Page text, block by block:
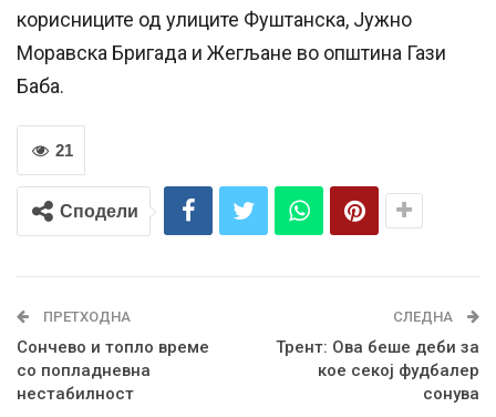
корисниците од улиците Фуштанска, Јужно
Моравска Бригада и Жегљане во општина Гази
Баба.
21
Сподели
ПРЕТХОДНА
Сончево и топло време
со попладневна
нестабилност
СЛЕДНА
Трент: Ова беше деби за
кое секој фудбалер
сонува